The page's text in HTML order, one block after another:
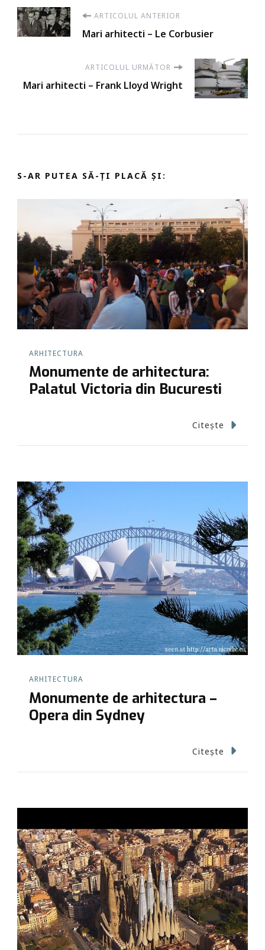
Navigare
articole
ARTICOLUL ANTERIOR
Mari arhitecti – Le Corbusier
ARTICOLUL URMĂTOR
Mari arhitecti – Frank Lloyd Wright
S-AR PUTEA SĂ-ȚI PLACĂ ȘI:
ARHITECTURA
Monumente de arhitectura:
Palatul Victoria din Bucuresti
Citește
ARHITECTURA
Monumente de arhitectura –
Opera din Sydney
Citește